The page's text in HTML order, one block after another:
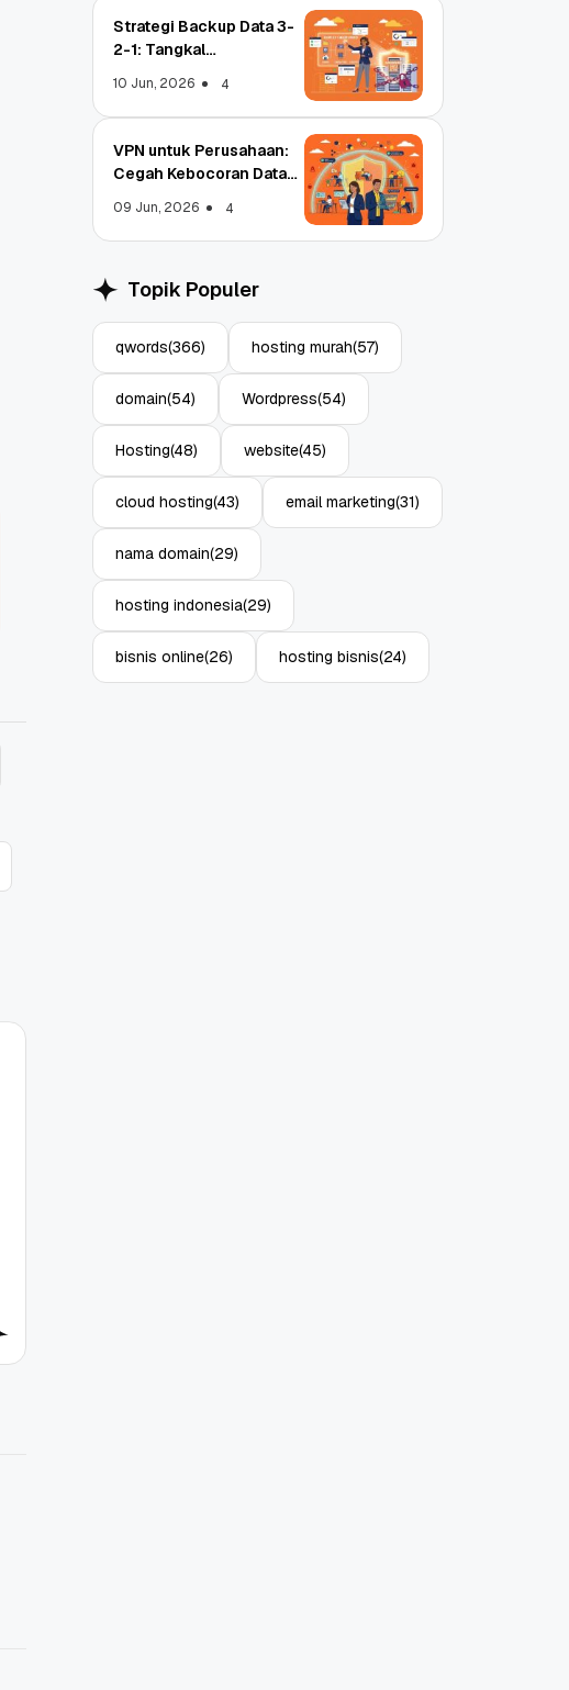
Object Storage untuk
Aplikasi: Atasi Limitasi
Media
Strategi Backup Data 3-
2-1: Tangkal
10 Jun, 2026 4
VPN untuk Perusahaan:
Cegah Kebocoran Data
09 Jun, 2026 4
Topik Populer
qwords(366) hosting murah(57)
domain(54) Wordpress(54)
Hosting(48) website(45)
cloud hosting(43) email marketing(31)
nama domain(29)
hosting indonesia(29)
bisnis online(26) hosting bisnis(24)